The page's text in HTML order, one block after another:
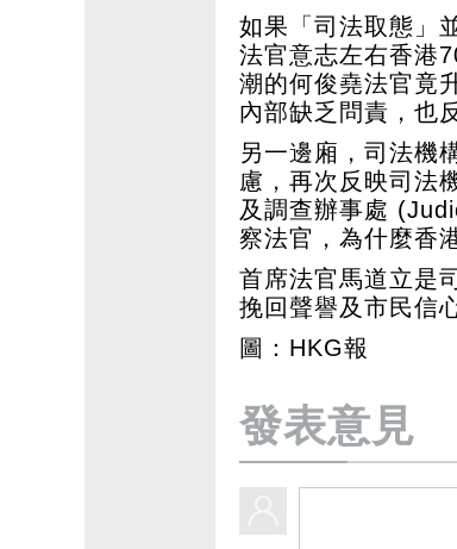
如果「司法取態」
法官意志左右香港
潮的何俊堯法官竟
內部缺乏問責，也
另一邊廂，司法機
慮，再次反映司法
及調查辦事處
察法官，為什麼香
首席法官馬道立是
挽回聲譽及市民信
圖：HKG報
發表意見